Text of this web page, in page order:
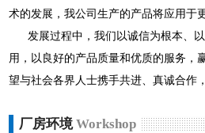
术的发展，我公司生产的产品将应用于
发展过程中，我们以诚信为根本、
用，以良好的产品质量和优质的服务，
望与社会各界人士携手共进、真诚合作
厂房环境Workshop